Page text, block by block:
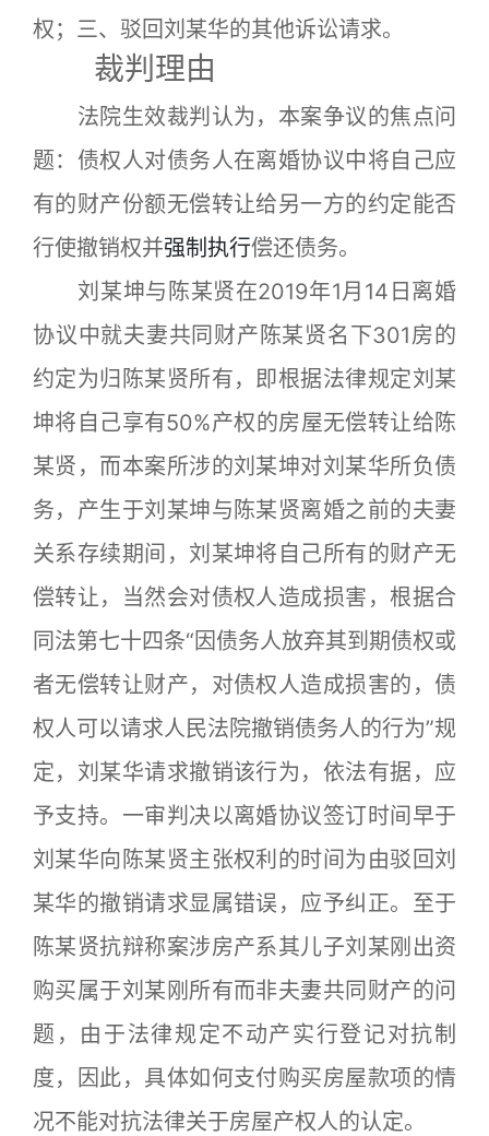
权；三、驳回刘某华的其他诉讼请求。
裁判理由
法院生效裁判认为，本案争议的焦点问
题：债权人对债务人在离婚协议中将自己应
有的财产份额无偿转让给另一方的约定能否
行使撤销权并强制执行偿还债务。
刘某坤与陈某贤在2019年1月14日离婚
协议中就夫妻共同财产陈某贤名下301房的
约定为归陈某贤所有，即根据法律规定刘某
坤将自己享有50%产权的房屋无偿转让给陈
某贤，而本案所涉的刘某坤对刘某华所负债
务，产生于刘某坤与陈某贤离婚之前的夫妻
关系存续期间，刘某坤将自己所有的财产无
偿转让，当然会对债权人造成损害，根据合
同法第七十四条“因债务人放弃其到期债权或
者无偿转让财产，对债权人造成损害的，债
权人可以请求人民法院撤销债务人的行为”规
定，刘某华请求撤销该行为，依法有据，应
予支持。一审判决以离婚协议签订时间早于
刘某华向陈某贤主张权利的时间为由驳回刘
某华的撤销请求显属错误，应予纠正。至于
陈某贤抗辩称案涉房产系其儿子刘某刚出资
购买属于刘某刚所有而非夫妻共同财产的问
题，由于法律规定不动产实行登记对抗制
度，因此，具体如何支付购买房屋款项的情
况不能对抗法律关于房屋产权人的认定。